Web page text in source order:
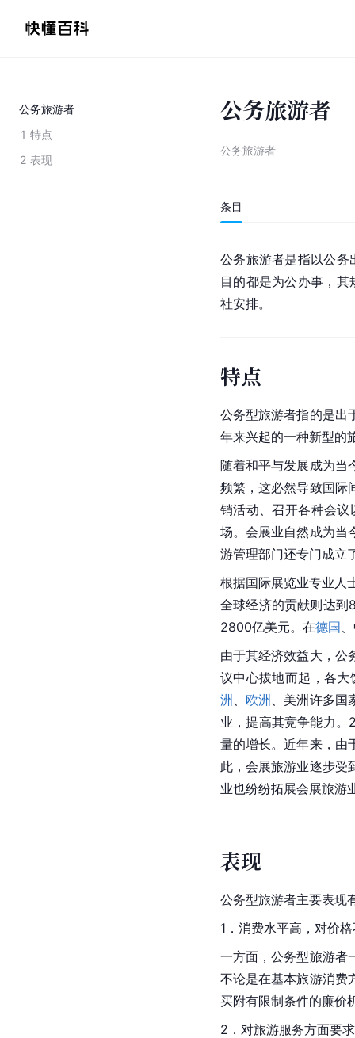
公务旅游者
1 特点
2 表现
公务旅游者
公务旅游者
条目
公务旅游者是指以公务
目的都是为公办事，
社安排。
特点
公务型旅游者指的是出
年来兴起的一种新型的
随着和平与发展成为当
频繁，这必然导致国际
销活动、召开各种会
场。会展业自然成为当
游管理部门还专门成立
根据国际展览业专业人
全球经济的贡献则达到
2800亿美元。在德国
由于其经济效益大，公
议中心拔地而起，各
洲
欧洲 、美洲许多
业，提高其竞争能力
量的增长。近年来，由
此，会展旅游业逐步受
业也纷纷拓展会展旅游
表现
公务型旅游者主要表现
1．消费水平高，对价
一方面，公务型旅游者
不论是在基本旅游消费
买附有限制条件的廉价
2．对旅游服务方面要